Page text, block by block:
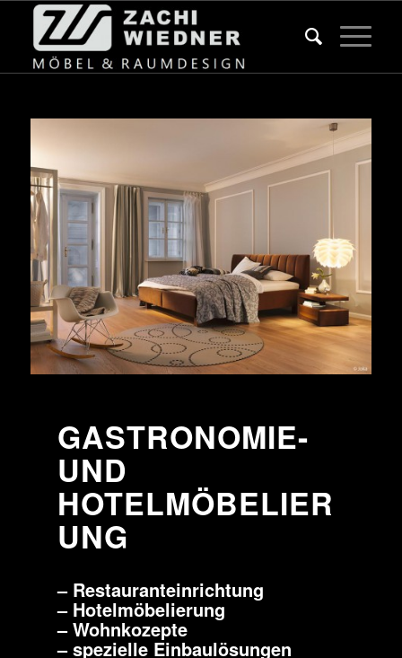
GASTRONOMIE-
UND
HOTELMÖBELIER
UNG
– Restauranteinrichtung
– Hotelmöbelierung
– Wohnkozepte
– spezielle Einbaulösungen